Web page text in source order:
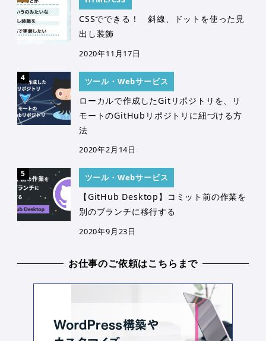
CSSでできる！ 斜線、ドットを使った見
出し装飾
2020年11月17日
ツール・Webサービス
ローカルで作成したGitリポジトリを、リ
モートのGitHubリポジトリに紐づける方
法
2020年2月14日
ツール・Webサービス
【GitHub Desktop】コミット前の作業を
別のブランチに移行する
2020年9月23日
お仕事のご依頼はこちらまで